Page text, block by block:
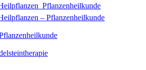
 Pflanzenheilkunde
– Pflanzenheilkunde